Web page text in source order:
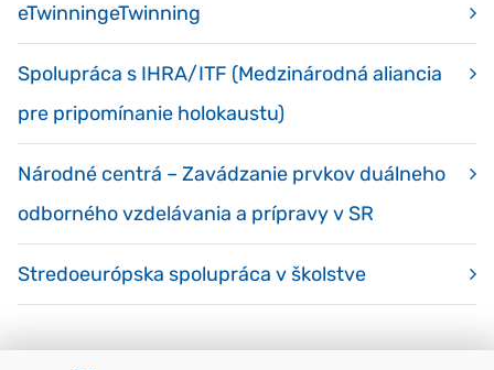
eTwinningeTwinning
Spolupráca s IHRA/ITF (Medzinárodná aliancia
pre pripomínanie holokaustu)
Národné centrá – Zavádzanie prvkov duálneho
odborného vzdelávania a prípravy v SR
Stredoeurópska spolupráca v školstve